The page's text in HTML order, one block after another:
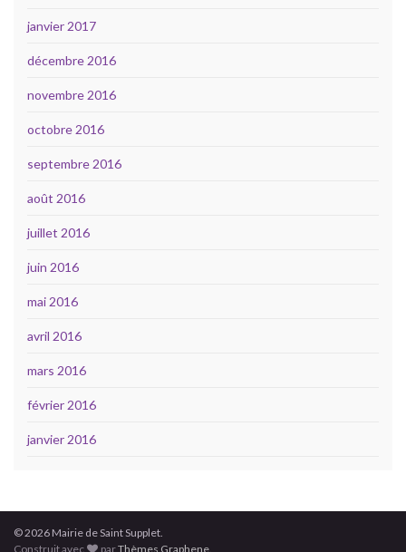
janvier 2017
décembre 2016
novembre 2016
octobre 2016
septembre 2016
août 2016
juillet 2016
juin 2016
mai 2016
avril 2016
mars 2016
février 2016
janvier 2016
© 2026 Mairie de Saint Supplet.
Construit avec
parThèmes Graphene